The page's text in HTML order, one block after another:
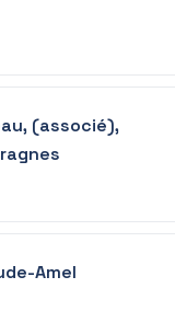
(associé),
Amel